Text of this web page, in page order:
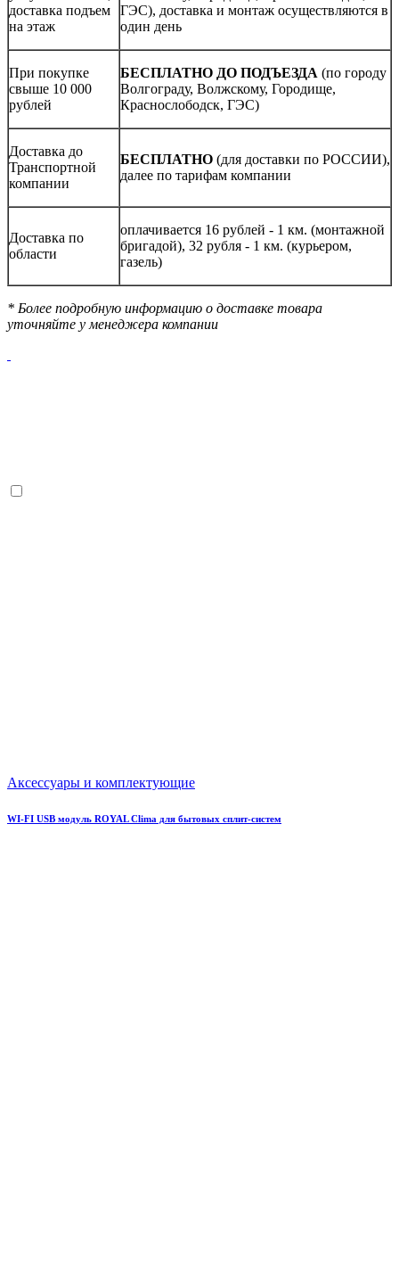
доставка подъем
на этаж
ГЭС), доставка и монтаж осуществляются в
один день
При покупке
свыше 10 000
рублей
БЕСПЛАТНО ДО ПОДЪЕЗДА (по городу
Волгограду, Волжскому, Городище,
Краснослободск, ГЭС)
Доставка до
Транспортной
компании
БЕСПЛАТНО (для доставки по РОССИИ),
далее по тарифам компании
Доставка по
области
оплачивается 16 рублей - 1 км. (монтажной
бригадой), 32 рубля - 1 км. (курьером,
газель)
* Более подробную информацию о доставке товара
уточняйте у менеджера компании
Аксессуары и комплектующие
WI-FI USB модуль ROYAL Clima для бытовых сплит-систем